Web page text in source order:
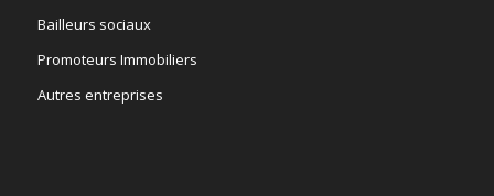
Bailleurs sociaux
Promoteurs Immobiliers
Autres entreprises